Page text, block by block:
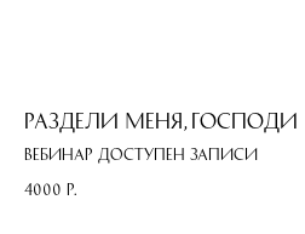
Раздели меня, Господи
Вебинар доступен записи
4000 р.